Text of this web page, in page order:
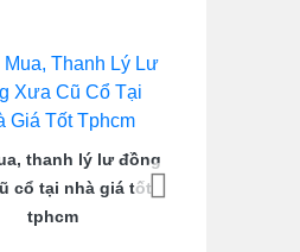
thanh lý lư đồng
cổ tại nhà giá tốt
tphcm